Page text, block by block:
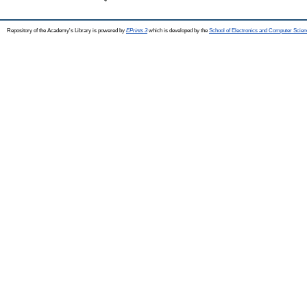
Repository of the Academy's Library is powered by EPrints 3which is developed by the School of Electronics and Computer